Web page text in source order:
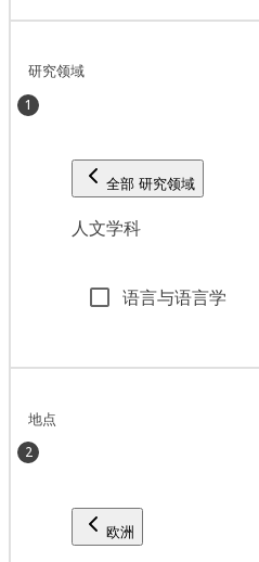
研究领域
1
全部 研究领域
人文学科
语言与语言学
地点
2
欧洲